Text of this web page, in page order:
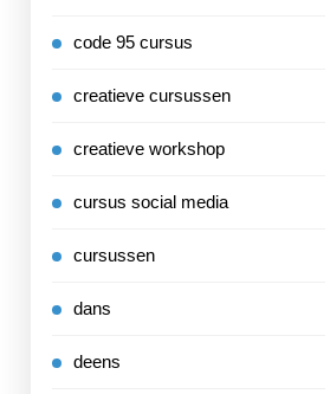
code 95 cursus
creatieve cursussen
creatieve workshop
cursus social media
cursussen
dans
deens